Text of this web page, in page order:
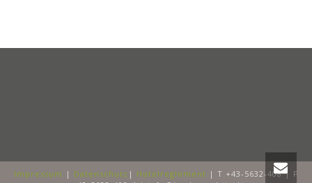
Impressum | Datenschutz | Hotelreglement | T +43-5632-408 | F